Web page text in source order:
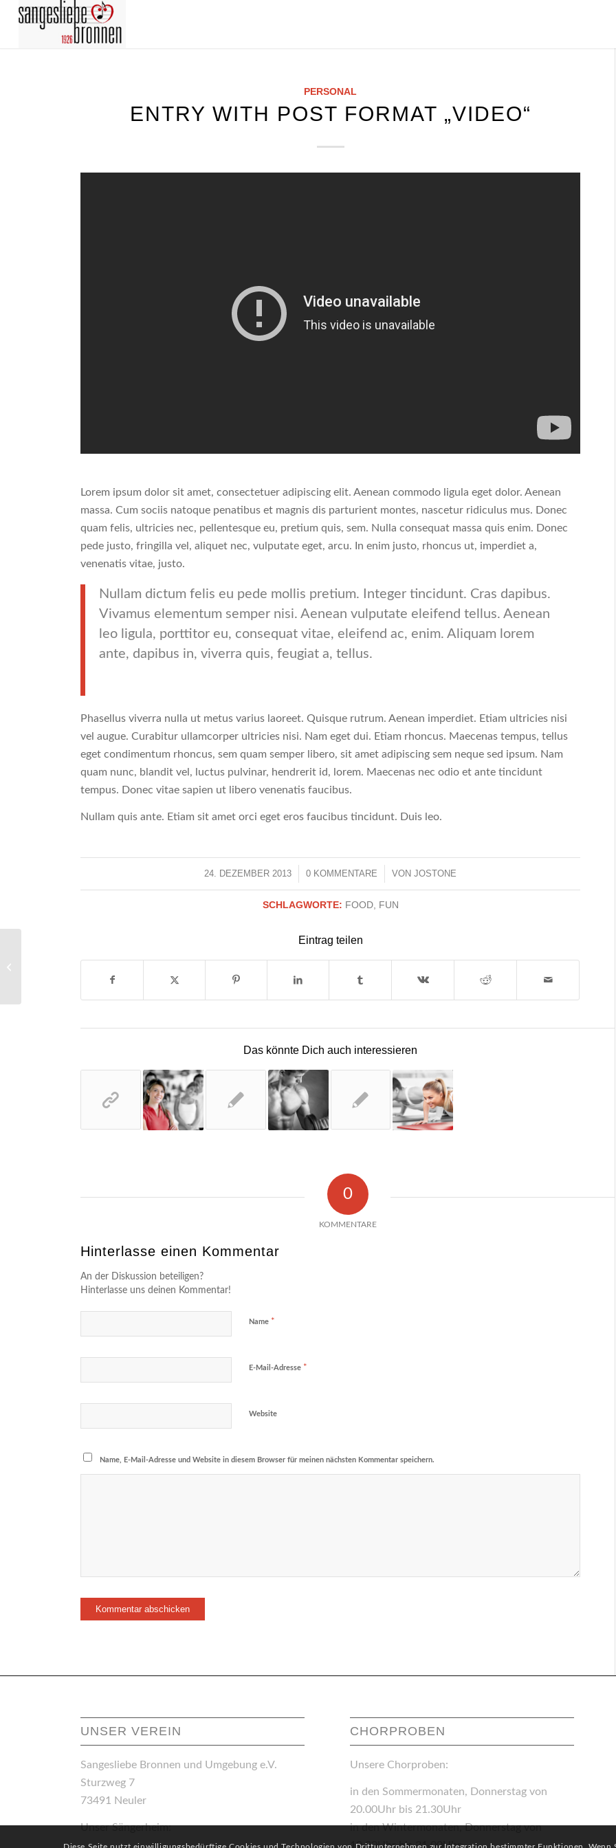
PERSONAL
ENTRY WITH POST FORMAT „VIDEO“
Lorem ipsum dolor sit amet, consectetuer adipiscing elit. Aenean commodo ligula eget dolor. Aenean
massa. Cum sociis natoque penatibus et magnis dis parturient montes, nascetur ridiculus mus. Donec
quam felis, ultricies nec, pellentesque eu, pretium quis, sem. Nulla consequat massa quis enim. Donec
pede justo, fringilla vel, aliquet nec, vulputate eget, arcu. In enim justo, rhoncus ut, imperdiet a,
venenatis vitae, justo.
Nullam dictum felis eu pede mollis pretium. Integer tincidunt. Cras dapibus.
Vivamus elementum semper nisi. Aenean vulputate eleifend tellus. Aenean
leo ligula, porttitor eu, consequat vitae, eleifend ac, enim. Aliquam lorem
ante, dapibus in, viverra quis, feugiat a, tellus.
Phasellus viverra nulla ut metus varius laoreet. Quisque rutrum. Aenean imperdiet. Etiam ultricies nisi
vel augue. Curabitur ullamcorper ultricies nisi. Nam eget dui. Etiam rhoncus. Maecenas tempus, tellus
eget condimentum rhoncus, sem quam semper libero, sit amet adipiscing sem neque sed ipsum. Nam
quam nunc, blandit vel, luctus pulvinar, hendrerit id, lorem. Maecenas nec odio et ante tincidunt
tempus. Donec vitae sapien ut libero venenatis faucibus.
Nullam quis ante. Etiam sit amet orci eget eros faucibus tincidunt. Duis leo.
24. DEZEMBER 2013
/ 0 KOMMENTARE
/ VONJOSTONE
SCHLAGWORTE: FOOD, FUN
Eintrag teilen
Das könnte Dich auch interessieren
0
KOMMENTARE
Hinterlasse einen Kommentar
An der Diskussion beteiligen?
Hinterlasse uns deinen Kommentar!
Name *
E-Mail-Adresse *
Website
Name, E-Mail-Adresse und Website in diesem Browser für meinen nächsten Kommentar speichern.
UNSER VEREIN
Sangesliebe Bronnen und Umgebung e.V.
Sturzweg 7
73491 Neuler
Unser Sängerheim:
CHORPROBEN
Unsere Chorproben:
in den Sommermonaten, Donnerstag von
20.00Uhr bis 21.30Uhr
in den Wintermonaten, Donnerstag von
19.30Uhr bis 21.00Uhr